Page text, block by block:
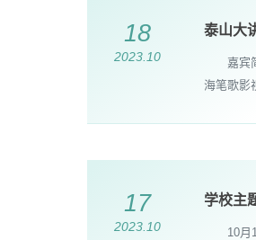
18
2023.10
泰山大
嘉宾简
海笔歌影
17
2023.10
学校主
10月17